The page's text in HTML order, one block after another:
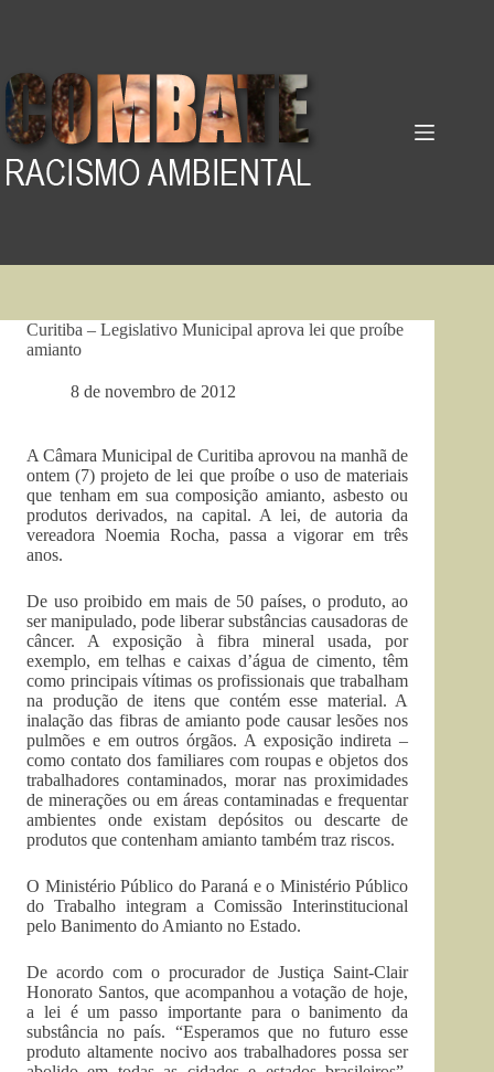
Curitiba – Legislativo Municipal aprova lei que proíbe
amianto
8 de novembro de 2012
A Câmara Municipal de Curitiba aprovou na manhã de
ontem (7) projeto de lei que proíbe o uso de materiais
que tenham em sua composição amianto, asbesto ou
produtos derivados, na capital. A lei, de autoria da
vereadora Noemia Rocha, passa a vigorar em três
anos.
De uso proibido em mais de 50 países, o produto, ao
ser manipulado, pode liberar substâncias causadoras de
câncer. A exposição à fibra mineral usada, por
exemplo, em telhas e caixas d’água de cimento, têm
como principais vítimas os profissionais que trabalham
na produção de itens que contém esse material. A
inalação das fibras de amianto pode causar lesões nos
pulmões e em outros órgãos. A exposição indireta –
como contato dos familiares com roupas e objetos dos
trabalhadores contaminados, morar nas proximidades
de minerações ou em áreas contaminadas e frequentar
ambientes onde existam depósitos ou descarte de
produtos que contenham amianto também traz riscos.
O Ministério Público do Paraná e o Ministério Público
do Trabalho integram a Comissão Interinstitucional
pelo Banimento do Amianto no Estado.
De acordo com o procurador de Justiça Saint-Clair
Honorato Santos, que acompanhou a votação de hoje,
a lei é um passo importante para o banimento da
substância no país. “Esperamos que no futuro esse
produto altamente nocivo aos trabalhadores possa ser